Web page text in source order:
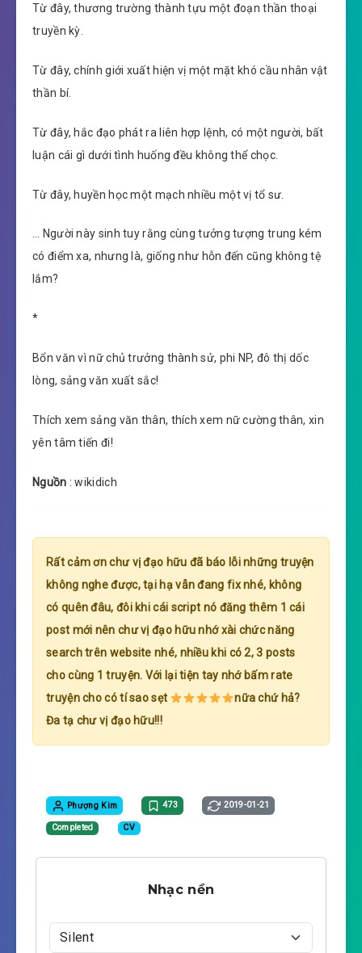
Từ đây, thương trường thành tựu một đoạn thần thoại
truyền kỳ.
Từ đây, chính giới xuất hiện vị một mặt khó cầu nhân vật
thần bí.
Từ đây, hắc đạo phát ra liên hợp lệnh, có một người, bất
luận cái gì dưới tình huống đều không thể chọc.
Từ đây, huyền học một mạch nhiều một vị tổ sư.
… Người này sinh tuy rằng cùng tưởng tượng trung kém
có điểm xa, nhưng là, giống như hỗn đến cũng không tệ
lắm?
*
Bổn văn vì nữ chủ trưởng thành sử, phi NP, đô thị dốc
lòng, sảng văn xuất sắc!
Thích xem sảng văn thân, thích xem nữ cường thân, xin
yên tâm tiến đi!
Nguồn : wikidich
Rất cảm ơn chư vị đạo hữu đã báo lỗi những truyện
không nghe được, tại hạ vẫn đang fix nhé, không
có quên đâu, đôi khi cái script nó đăng thêm 1 cái
post mới nên chư vị đạo hữu nhớ xài chức năng
search trên website nhé, nhiều khi có 2, 3 posts
cho cùng 1 truyện. Với lại tiện tay nhớ bấm rate
truyện cho có tí sao sẹt
nữa chứ hả?
Đa tạ chư vị đạo hữu!!!
Phượng Kim 473 2019-01-21
Completed CV
Nhạc nền